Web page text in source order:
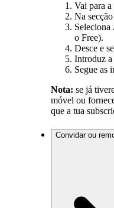
Vai para a
Na secção
Seleciona
o Free).
Desce e
Introduz a
Segue as
Nota: se já
móvel ou
que a tua
Convidar ou